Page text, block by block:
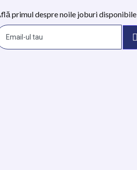
primul despre noile joburi disponibile